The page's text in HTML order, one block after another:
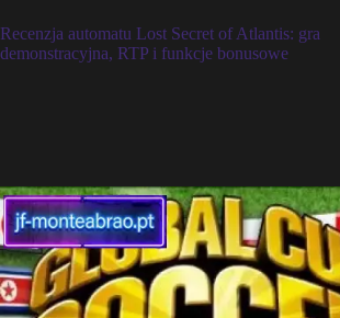
Recenzja automatu Lost Secret of Atlantis: gra
demonstracyjna, RTP i funkcje bonusowe